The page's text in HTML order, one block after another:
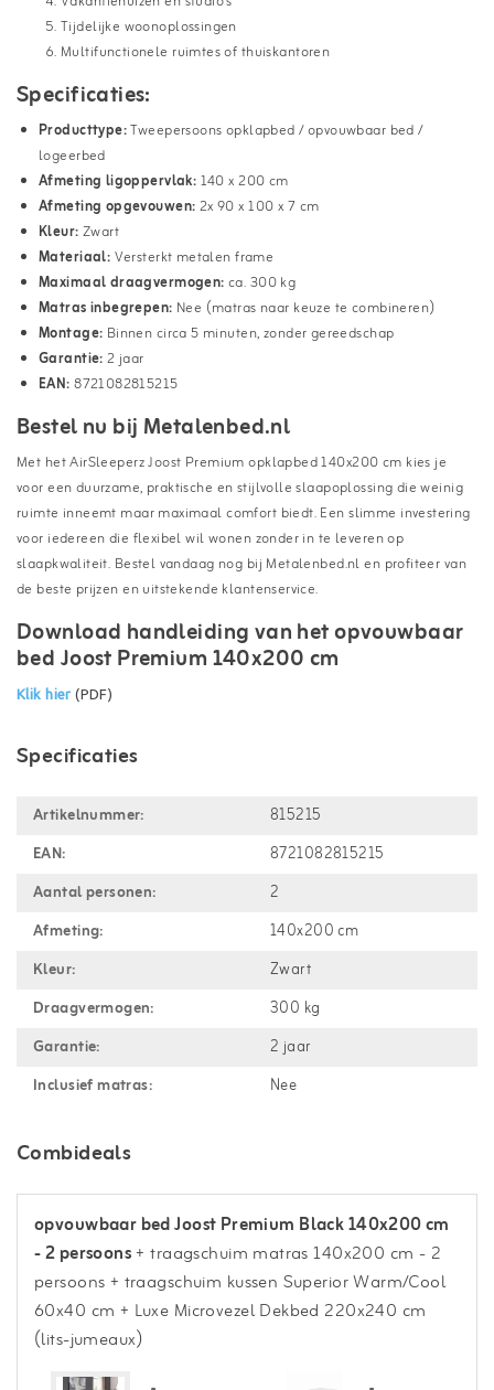
Tijdelijke woonoplossingen
Multifunctionele ruimtes of thuiskantoren
Specificaties:
Producttype:Tweepersoons opklapbed / opvouwbaar bed /
logeerbed
Afmeting ligoppervlak:140 x 200 cm
Afmeting opgevouwen:2x 90 x 100 x 7 cm
Kleur:Zwart
Materiaal:Versterkt metalen frame
Maximaal draagvermogen:ca. 300 kg
Matras inbegrepen: Nee (matras naar keuze te combineren)
Montage: Binnen circa 5 minuten, zonder gereedschap
Garantie:2 jaar
EAN:8721082815215
Bestel nu bij Metalenbed.nl
Met het AirSleeperz Joost Premium opklapbed 140x200 cm kies je
voor een duurzame, praktische en stijlvolle slaapoplossing die weinig
ruimte inneemt maar maximaal comfort biedt. Een slimme investering
voor iedereen die flexibel wil wonen zonder in te leveren op
slaapkwaliteit. Bestel vandaag nog bij Metalenbed.nl en profiteer van
de beste prijzen en uitstekende klantenservice.
Download handleiding van het opvouwbaar
bed Joost Premium 140x200 cm
Klik hier (PDF)
Specificaties
Artikelnummer:
815215
EAN:
8721082815215
Aantal personen:
2
Afmeting:
140x200 cm
Kleur:
Zwart
Draagvermogen:
300 kg
Garantie:
2 jaar
Inclusief matras:
Nee
Combideals
opvouwbaar bed Joost Premium Black 140x200 cm
- 2 persoons+ traagschuim matras 140x200 cm - 2
persoons+ traagschuim kussen Superior Warm/Cool
60x40 cm + Luxe Microvezel Dekbed 220x240 cm
(lits-jumeaux)